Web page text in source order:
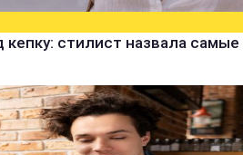
стилист назвала самые